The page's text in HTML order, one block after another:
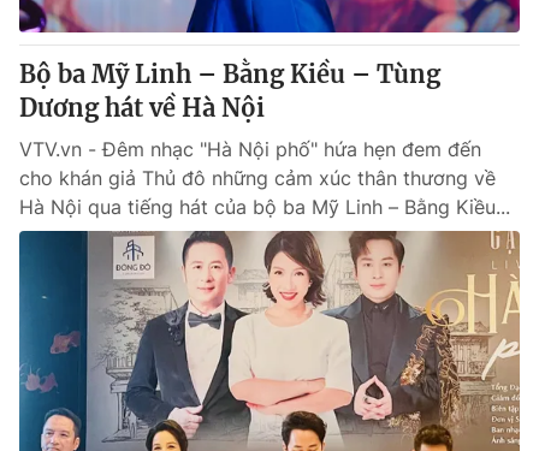
Tư vấn
Chuyên mục khác
Emagazine Podcast
Photo Infographic
Shorts video
VTV Money VTV Thể thao
VTV Sức khoẻ Bất động sản
Bộ ba Mỹ Linh – Bằng Kiều – Tùng
Dương hát về Hà Nội
VTV.vn - Đêm nhạc "Hà Nội phố" hứa hẹn đem đến
cho khán giả Thủ đô những cảm xúc thân thương về
Hà Nội qua tiếng hát của bộ ba Mỹ Linh – Bằng Kiều...